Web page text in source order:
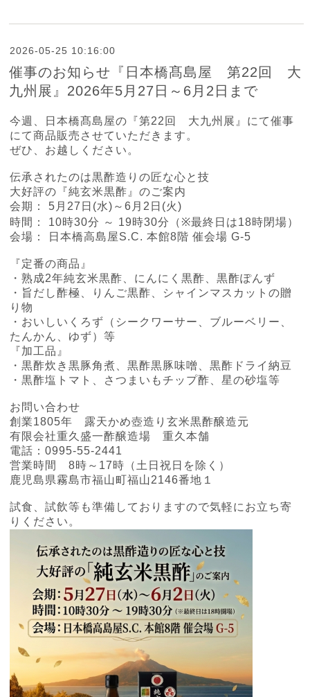
2026-05-25 10:16:00
催事のお知らせ『日本橋髙島屋 第22回 大
九州展』2026年5月27日～6月2日まで
今週、日本橋髙島屋の『第22 回 大九州展』にて催事
にて商品販売させていただきます。
ぜひ、お越しください。
伝承されたのは黒酢造りの匠な心と技
大好評の『純玄米黒酢』のご案内
会期：
5 月27 日 (水) ～6 月2 日 (火)
時間：
10時30分 ～ 19時30分（ ※最終日は18時閉場）
会場： 日本橋高島屋S.C.本館8階 催会場 G-5
『定番の商品』
・熟成2年純玄米黒酢、にんにく黒酢、黒酢ぽんず
・旨だし酢極、りんご黒酢、シャインマスカットの贈
り物
・おいしいくろず（シークワーサー、ブルーベリー、
たんかん、ゆず）等
『加工品』
・黒酢炊き黒豚角煮、黒酢黒豚味噌、黒酢ドライ納豆
・黒酢塩トマト、さつまいもチップ酢、星の砂塩等
お問い合わせ
創業1805年 露天かめ壺造り玄米黒酢醸造元
有限会社重久盛一酢醸造場 重久本舗
電話：0995-55-2441
営業時間8時～ 17時（土日祝日を除く）
鹿児島県霧島市福山町福山2146番地１
試食、試飲等も準備しておりますので気軽にお立ち寄
りください。